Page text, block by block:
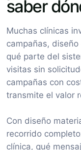
saber
Muchas clínicas
campañas,
qué parte del
visitas sin
campañas con
transmite el valor
Con diseño
recorrido
clínica, qué